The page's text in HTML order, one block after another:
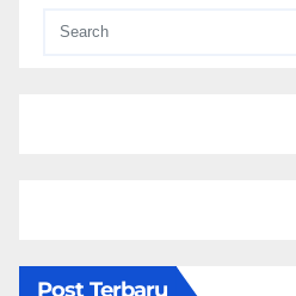
Post Terbaru